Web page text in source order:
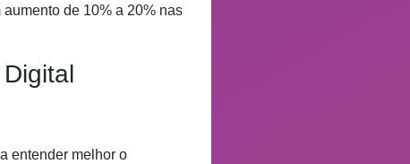
de 10% a 20% nas
entender melhor o